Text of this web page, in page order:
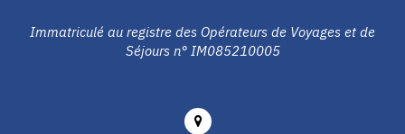
Immatriculé au registre des Opérateurs de Voyages et de
Séjours n° IM085210005